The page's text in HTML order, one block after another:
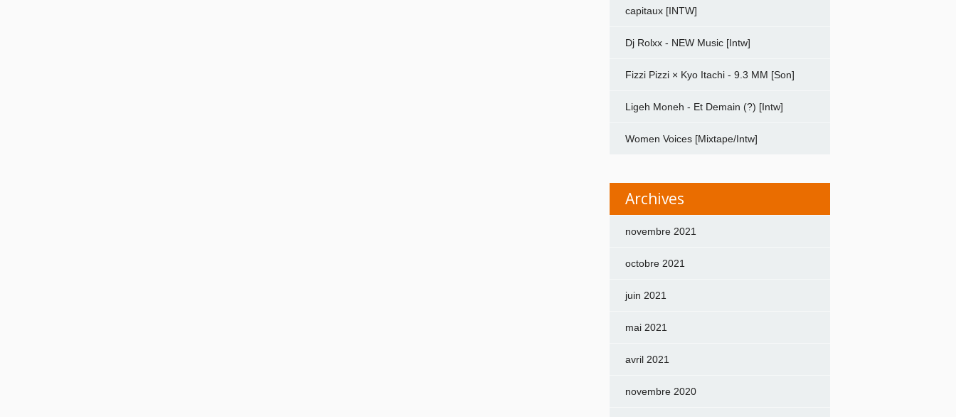
capitaux [INTW]
Dj Rolxx - NEW Music [Intw]
Fizzi Pizzi × Kyo Itachi - 9.3 MM [Son]
Ligeh Moneh - Et Demain (?) [Intw]
Women Voices [Mixtape/Intw]
Archives
novembre 2021
octobre 2021
juin 2021
mai 2021
avril 2021
novembre 2020